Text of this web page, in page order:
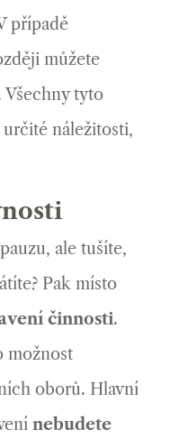
případě
můžete
Všechny tyto
náležitosti,
ale tušíte,
Pak místo
činnosti.
možnost
oborů. Hlavní
nebudete